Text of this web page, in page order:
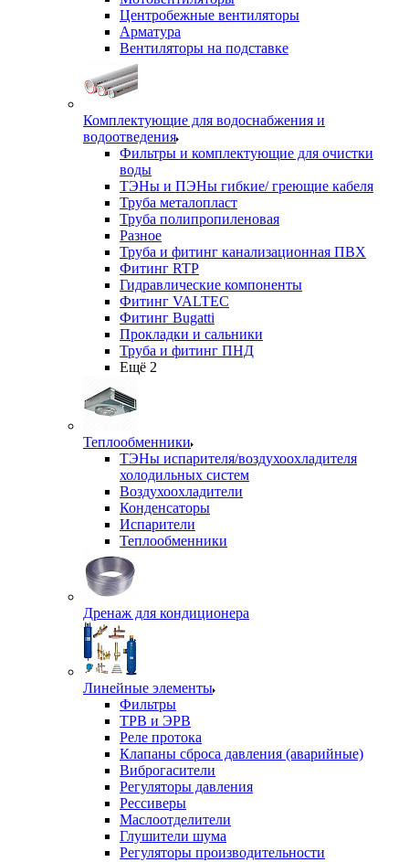
Центробежные вентиляторы
Арматура
Вентиляторы на подставке
Комплектующие для водоснабжения и
водоотведения
Фильтры и комплектующие для очистки
воды
ТЭНы и ПЭНы гибкие/ греющие кабеля
Труба металопласт
Труба полипропиленовая
Разное
Труба и фитинг канализационная ПВХ
Фитинг RTP
Гидравлические компоненты
Фитинг VALTEC
Фитинг Bugatti
Прокладки и сальники
Труба и фитинг ПНД
Ещё 2
Теплообменники
ТЭНы испарителя/воздухоохладителя
холодильных систем
Воздухоохладители
Конденсаторы
Испарители
Теплообменники
Дренаж для кондиционера
Линейные элементы
Фильтры
ТРВ и ЭРВ
Реле протока
Клапаны сброса давления (аварийные)
Виброгасители
Регуляторы давления
Рессиверы
Маслоотделители
Глушители шума
Регуляторы производительности